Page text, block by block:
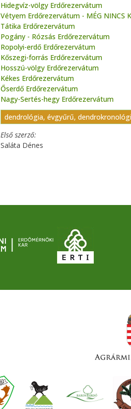
Hidegvíz-völgy Erdőrezervátum
Vétyem Erdőrezervátum - MÉG NINCS
Tátika Erdőrezervátum
Pogány - Rózsás Erdőrezervátum
Ropolyi-erdő Erdőrezervátum
Kőszegi-forrás Erdőrezervátum
Hosszú-völgy Erdőrezervátum
Kékes Erdőrezervátum
Őserdő Erdőrezervátum
Nagy-Sertés-hegy Erdőrezervátum
dendrológia, évgyűrű,
Első szerző
Saláta Dénes